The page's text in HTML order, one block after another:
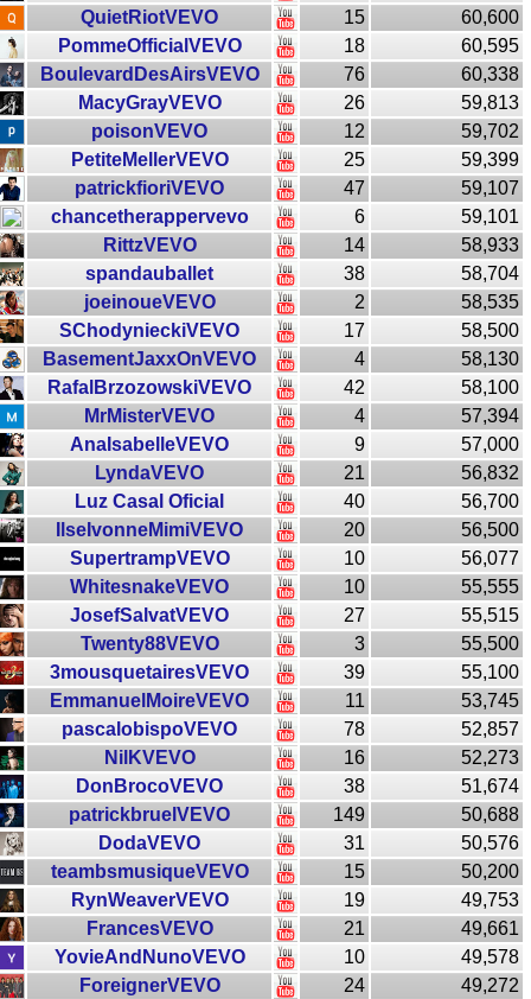
QuietRiotVEVO
15
60,600
PommeOfficialVEVO
18
60,595
BoulevardDesAirsVEVO
76
60,338
MacyGrayVEVO
26
59,813
poisonVEVO
12
59,702
PetiteMellerVEVO
25
59,399
patrickfioriVEVO
47
59,107
chancetherappervevo
6
59,101
RittzVEVO
14
58,933
spandauballet
38
58,704
joeinoueVEVO
2
58,535
SChodynieckiVEVO
17
58,500
BasementJaxxOnVEVO
4
58,130
RafalBrzozowskiVEVO
42
58,100
MrMisterVEVO
4
57,394
AnaIsabelleVEVO
9
57,000
LyndaVEVO
21
56,832
Luz Casal Oficial
40
56,700
IlseIvonneMimiVEVO
20
56,500
SupertrampVEVO
10
56,077
WhitesnakeVEVO
10
55,555
JosefSalvatVEVO
27
55,515
Twenty88VEVO
3
55,500
3mousquetairesVEVO
39
55,100
EmmanuelMoireVEVO
11
53,745
pascalobispoVEVO
78
52,857
NilKVEVO
16
52,273
DonBrocoVEVO
38
51,674
patrickbruelVEVO
149
50,688
DodaVEVO
31
50,576
teambsmusiqueVEVO
15
50,200
RynWeaverVEVO
19
49,753
FrancesVEVO
21
49,661
YovieAndNunoVEVO
10
49,578
ForeignerVEVO
24
49,272